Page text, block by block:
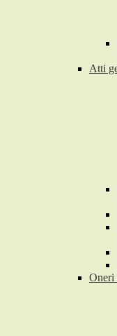
Atti
Oneri